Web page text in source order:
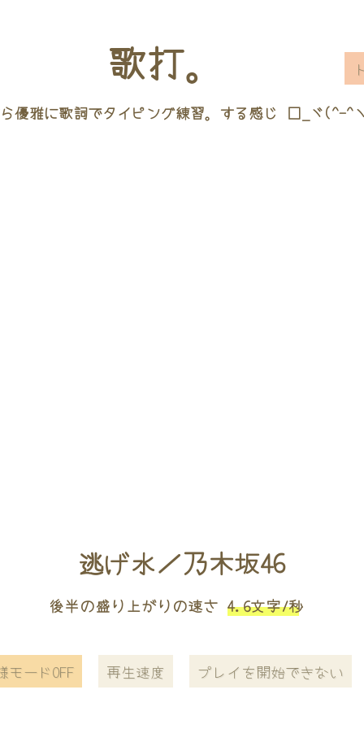
歌打。
優雅に歌詞でタイピング練習。する感じ □_ヾ(^-^
逃げ水／乃木坂46
後半の盛り上がりの速さ 4.6文字/秒
モードOFF 再生速度 プレイを開始できない